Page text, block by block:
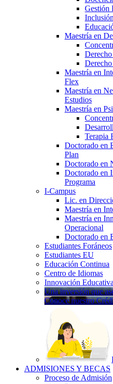
Gestión
Maestría en
Maestría en
Flex
Maestría en
Estudios
Maestría en
Terapia
Doctorado en
Plan
Doctorado en
Doctorado en
Programa
I-Campus
Lic. en
Maestría en
Maestría en
Operacional
Doctorado en
Estudiantes Foráneos
Estudiantes EU
Educación Continua
Centro de Idiomas
Innovación Educativa
Una inversión que
Conoce nuestro
ADMISIONES Y BECAS
Proceso de Admisión